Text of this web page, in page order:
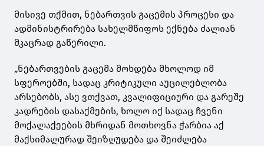
მისივე თქმით, ნებართვის გაცემის პროცესი და
ადმინისტრირება სახელმწიფოს ექნება ძალიან
მკაცრად გაწერილი.
„ნებართვების გაცემა მოხდება მხოლოდ იმ
სფეროებში, სადაც კრიტიკული აუცილებლობა
არსებობს, ასე ვთქვათ, კვალიფიციური და გარეშე
კადრების დასაქმების, ხოლო იქ სადაც ჩვენი
მოქალაქეების მხრიდან მოთხოვნა ჭარბია აქ
მაქსიმალურად შეიზღუდება და შეიძლება